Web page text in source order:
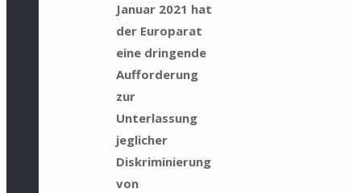
Januar 2021 hat
der Europarat
eine dringende
Aufforderung
zur
Unterlassung
jeglicher
Diskriminierung
von